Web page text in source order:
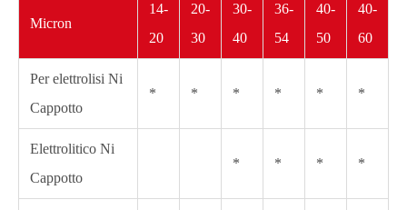
Micron
14-
20
20-
30
30-
40
36-
54
40-
50
40-
60
Per elettrolisi Ni
Cappotto
* * * * * *
Elettrolitico Ni
Cappotto
* * * *